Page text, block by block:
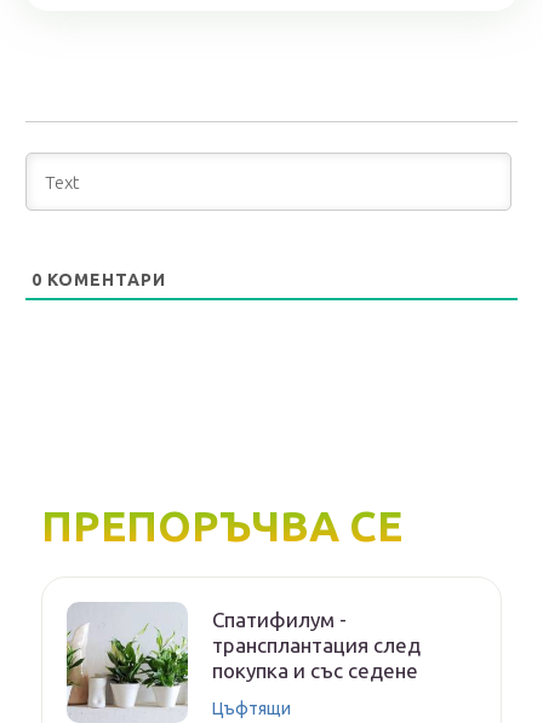
0 КОМЕНТАРИ
ПРЕПОРЪЧВА СЕ
Спатифилум -
трансплантация след
покупка и със седене
Цъфтящи